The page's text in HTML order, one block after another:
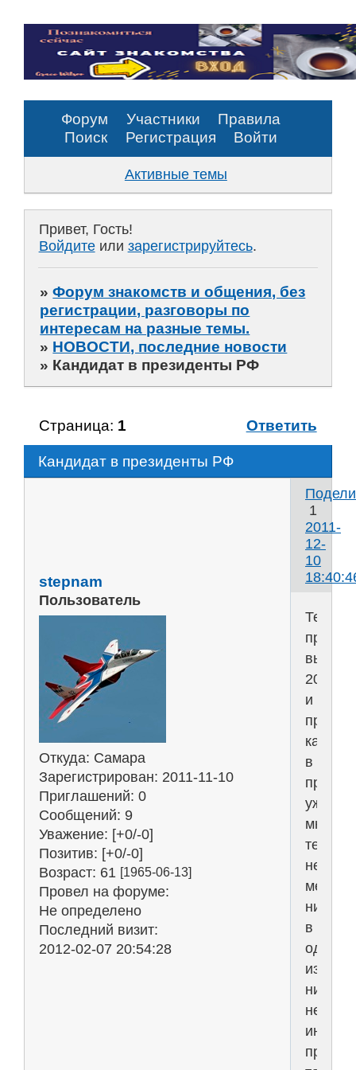
Форум Участники
Правила
Поиск
Регистрация Войти
Активные темы
Привет, Гость!
Войдитеили зарегистрируйтесь.
»Форум знакомств и общения, без
регистрации, разговоры по
интересам на разные темы.
» НОВОСТИ, последние новости
» Кандидат в президенты РФ
Кандидат в президенты РФ
Страница: 1 Ответить
1
2011-
12-
10
stepnam
Пользователь
Откуда: Самара
Зарегистрирован: 2011-11-10
Приглашений: 0
Сообщений: 9
Уважение: [+0/-0]
Позитив: [+0/-0]
Возраст: 61 [1965-06-13]
Провел на форуме:
Не определено
Последний визит:
2012-02-07 20:54:28
Тем
про
2012
и
про
в
уже
много,
тем
не
менее,
ни
в
одной
из
них
нет
про